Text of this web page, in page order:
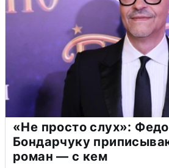
«Не просто слух»:
Бондарчуку
роман — с кем